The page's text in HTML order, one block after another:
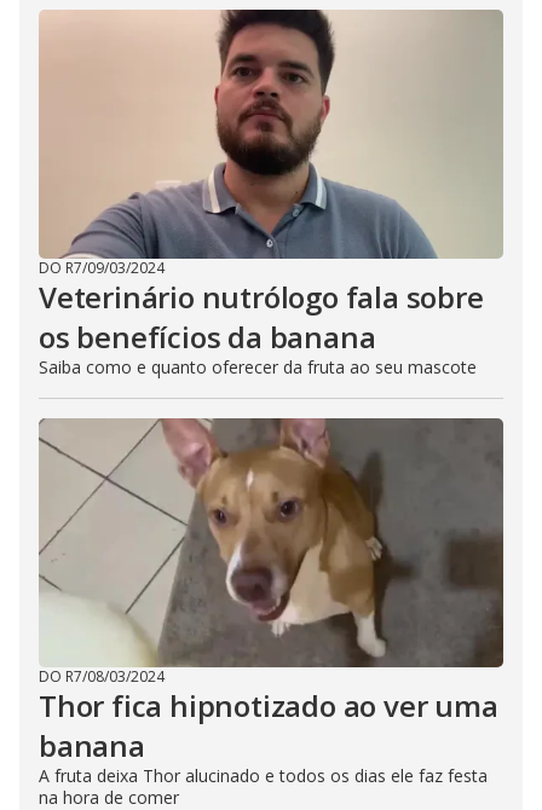
DO R7/09/03/2024
Veterinário nutrólogo fala sobre
os benefícios da banana
Saiba como e quanto oferecer da fruta ao seu mascote
DO R7/08/03/2024
Thor fica hipnotizado ao ver uma
banana
A fruta deixa Thor alucinado e todos os dias ele faz festa
na hora de comer